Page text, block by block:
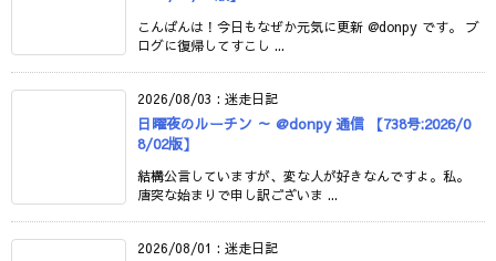
こんばんは！今日もなぜか元気に更新 @donpy です。 ブ
ログに復帰してすこし ...
2026/08/03 : 迷走日記
日曜夜のルーチン ～ @donpy 通信 【738号:2026/0
8/02版】
結構公言していますが、変な人が好きなんですよ。私。
唐突な始まりで申し訳ございま ...
2026/08/01 : 迷走日記